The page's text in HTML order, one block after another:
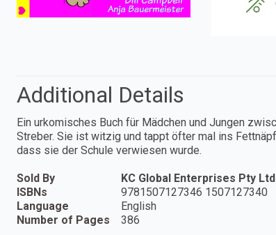
Additional Details
Ein urkomisches Buch für Mädchen und Jungen
Streber. Sie ist witzig und tappt öfter mal ins
dass sie der Schule verwiesen wurde.
Sold By
KC Global Enterprises Pty Ltd
ISBNs
9781507127346 1507127340
Language
English
Number of Pages
386